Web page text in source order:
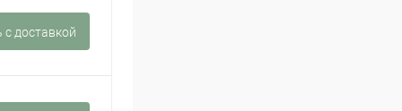
c доставкой